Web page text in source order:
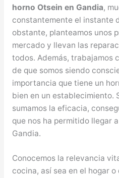
horno Otsein en Gandia,
constantemente el instante
obstante, planteamos unos
mercado y llevan las
todos. Además, trabajamos
de que somos siendo
importancia que tiene un
bien en un establecimiento.
sumamos la eficacia,
que nos ha permitido llegar
Gandia.
Conocemos la relevancia
cocina, así sea en el hogar